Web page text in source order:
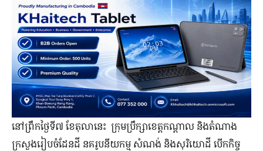
នៅព្រឹកថ្ងៃទី៧ ខែតុលានេះ ក្រុមប្រឹក្សាខេត្តកណ្តាល និងតំណាង
ក្រសួងរៀបចំដែនដី នគរូបនីយកម្ម សំណង់ និងសុរិយោដី បើកកិច្ច